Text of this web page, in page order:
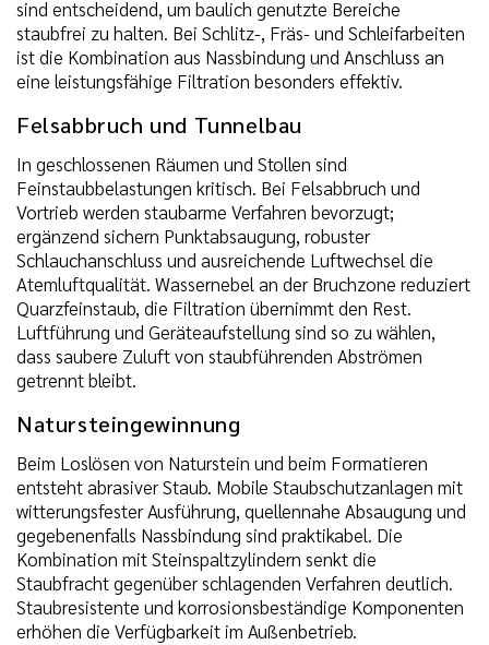
sind entscheidend, um baulich genutzte Bereiche
staubfrei zu halten. Bei Schlitz-, Fräs- und Schleifarbeiten
ist die Kombination aus Nassbindung und Anschluss an
eine leistungsfähige Filtration besonders effektiv.
Felsabbruch und Tunnelbau
In geschlossenen Räumen und Stollen sind
Feinstaubbelastungen kritisch. Bei Felsabbruch und
Vortrieb werden staubarme Verfahren bevorzugt;
ergänzend sichern Punktabsaugung, robuster
Schlauchanschluss und ausreichende Luftwechsel die
Atemluftqualität. Wassernebel an der Bruchzone reduziert
Quarzfeinstaub, die Filtration übernimmt den Rest.
Luftführung und Geräteaufstellung sind so zu wählen,
dass saubere Zuluft von staubführenden Abströmen
getrennt bleibt.
Natursteingewinnung
Beim Loslösen von Naturstein und beim Formatieren
entsteht abrasiver Staub. Mobile Staubschutzanlagen mit
witterungsfester Ausführung, quellennahe Absaugung und
gegebenenfalls Nassbindung sind praktikabel. Die
Kombination mit Steinspaltzylindern senkt die
Staubfracht gegenüber schlagenden Verfahren deutlich.
Staubresistente und korrosionsbeständige Komponenten
erhöhen die Verfügbarkeit im Außenbetrieb.